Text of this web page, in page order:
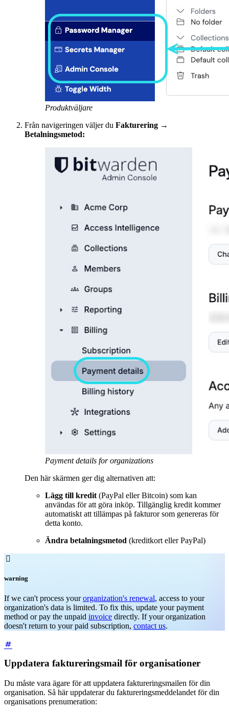
Produktväljare
Från navigeringen väljer du Fakturering →
Betalningsmetod:
Payment details for organizations
Den här skärmen ger dig alternativen att:
Lägg till kredit(PayPal eller Bitcoin) som kan
användas för att göra inköp. Tillgänglig kredit kommer
automatiskt att tillämpas på fakturor som genereras för
detta konto.
Ändra betalningsmetod (kreditkort eller PayPal)

warning
If we can't process yourorganization's renewal, access to your
organization's data is limited. To fix this, update your payment
method or pay the unpaid invoice directly. If your organization
doesn't return to your paid subscription, contact us.
Uppdatera faktureringsmail för organisationer
Du måste vara ägare för att uppdatera faktureringsmailen för din
organisation. Så här uppdaterar du faktureringsmeddelandet för din
organisations prenumeration: